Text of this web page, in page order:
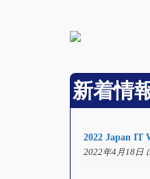
新着情
2022 Japan IT
2022年4月18日